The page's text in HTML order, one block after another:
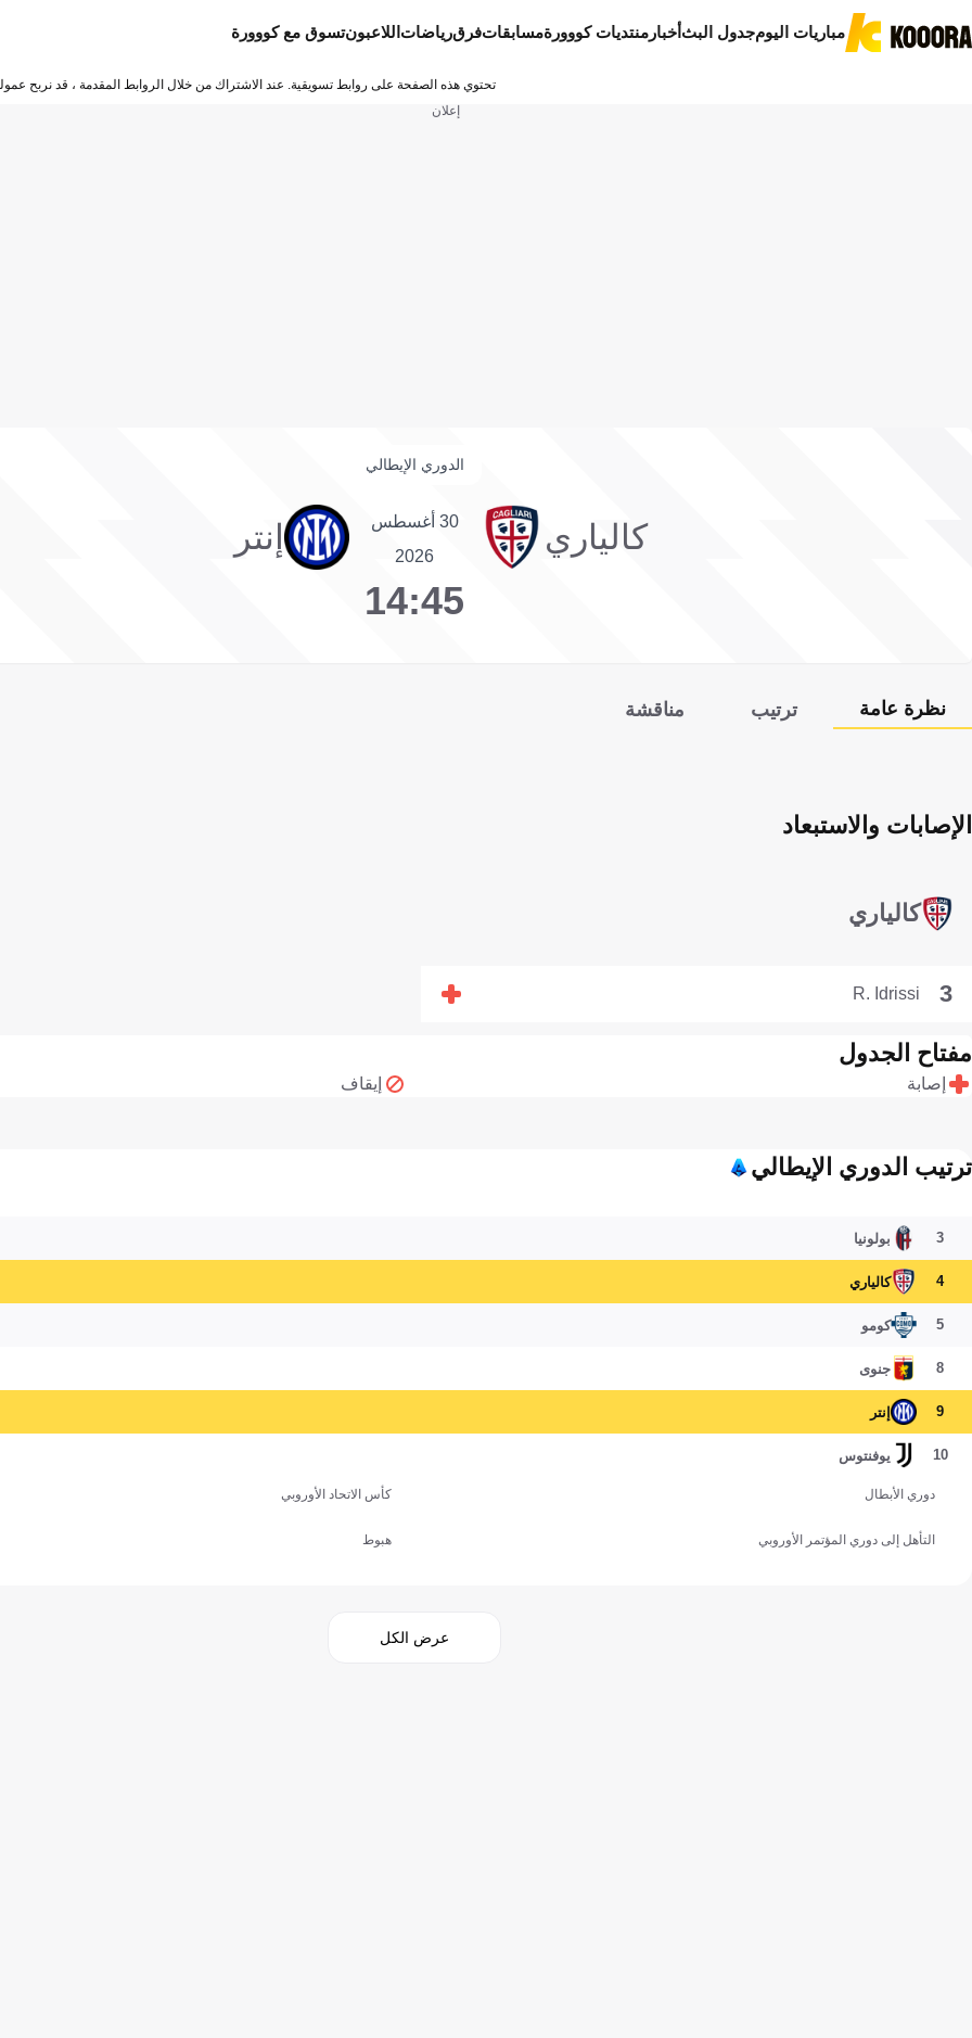
مباريات اليومجدول البثأخبار منتديات كووورةمسابقاتفرقرياضات اللاعبونتسوق مع كووورة
تحتوي هذه الصفحة على روابط تسويقية. عند الاشتراك من خلال الروابط المقدمة ، قد نربح
إعلان
الدوري الإيطالي
كالياري
30 أغسطس
2026
14:45
إنتر
نظرة عامة ترتيب مناقشة
كالياري
الإصابات والاستبعاد
3
R. Idrissi
مفتاح الجدول
إصابة إيقاف
ترتيب الدوري الإيطالي
3 بولونيا
4 كالياري
5 كومو
8 جنوى
9 إنتر
10 يوفنتوس
دوري الأبطال كأس الاتحاد الأوروبي
التأهل إلى دوري المؤتمر الأوروبي هبوط
عرض الكل